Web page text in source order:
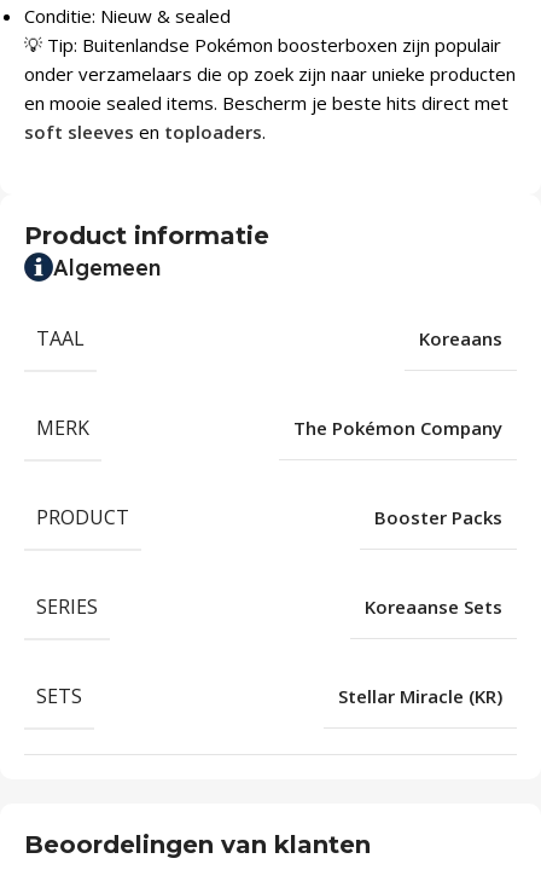
Conditie: Nieuw & sealed
💡 Tip: Buitenlandse Pokémon boosterboxen zijn populair
onder verzamelaars die op zoek zijn naar unieke producten
en mooie sealed items. Bescherm je beste hits direct met
soft sleeves en toploaders.
Product informatie
Algemeen
TAAL Koreaans
MERK The Pokémon Company
PRODUCT Booster Packs
SERIES Koreaanse Sets
SETS Stellar Miracle (KR)
Beoordelingen van klanten